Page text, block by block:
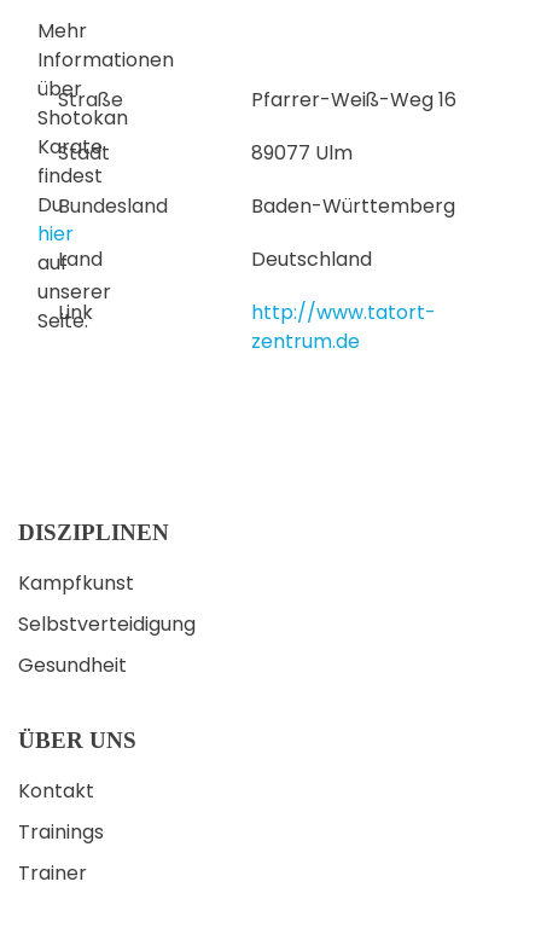
Mehr
Informationen
über
Shotokan
Karate
findest
Du
hier
auf
unserer
Seite.
Straße
Pfarrer-Weiß-Weg 16
Stadt
89077 Ulm
Bundesland
Baden-Württemberg
Land
Deutschland
Link
http://www.tatort-
zentrum.de
DISZIPLINEN
Kampfkunst
Selbstverteidigung
Gesundheit
ÜBER UNS
Kontakt
Trainings
Trainer